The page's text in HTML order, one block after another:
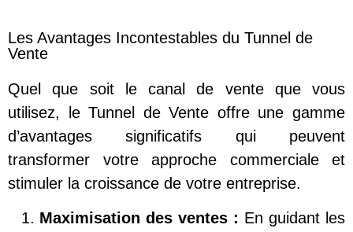
Les Avantages Incontestables du Tunnel de
Vente
Quel que soit le canal de vente que vous
utilisez, le Tunnel de Vente offre une gamme
d’avantages significatifs qui peuvent
transformer votre approche commerciale et
stimuler la croissance de votre entreprise.
Maximisation des ventes : En guidant les